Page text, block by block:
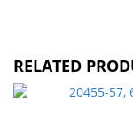
RELATED